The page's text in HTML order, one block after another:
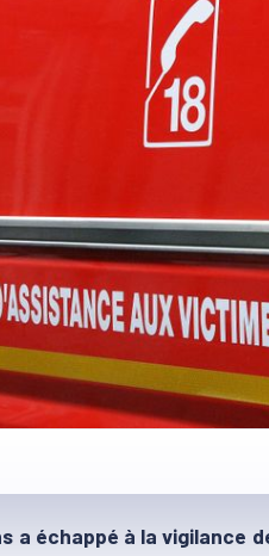
a échappé à la vigilance